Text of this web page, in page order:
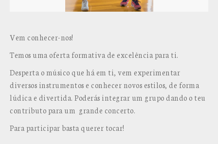
Vem conhecer-nos!
Temos uma oferta formativa de excelência para ti.
Desperta o músico que há em ti, vem experimentar
diversos instrumentos e conhecer novos estilos, de forma
lúdica e divertida. Poderás integrar um grupo dando o teu
contributo para um grande concerto.
Para participar basta querer tocar!